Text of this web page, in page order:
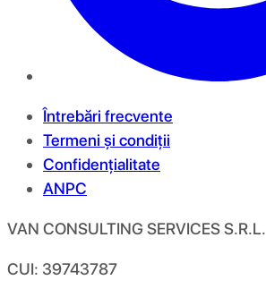
Întrebări frecvente
Termeni și condiții
Confidențialitate
ANPC
VAN CONSULTING SERVICES S.R.L.
CUI: 39743787